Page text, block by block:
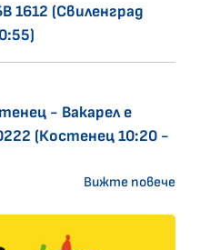
1612 (Свиленград
- Вакарел е
(Костенец 10:20 -
Вижте повече